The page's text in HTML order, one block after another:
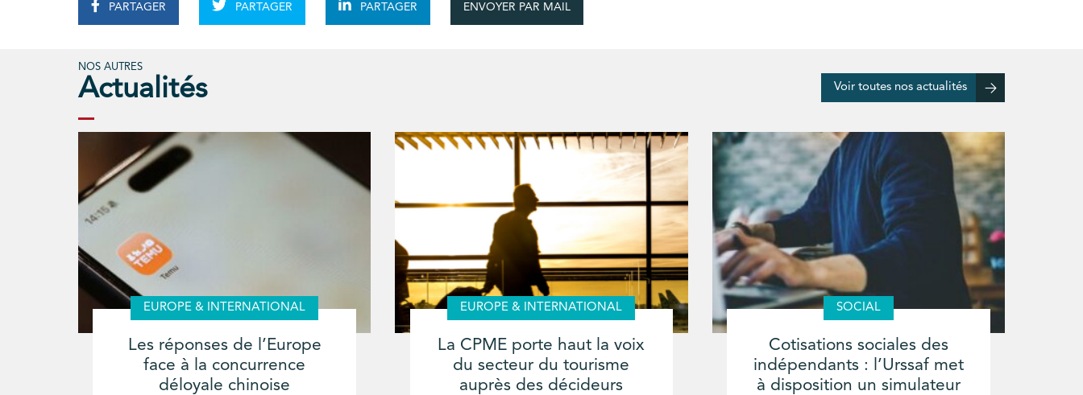
PARTAGER PARTAGER PARTAGER ENVOYER PAR MAIL
NOS AUTRES
Actualités Voir toutes nos actualités
EUROPE & INTERNATIONAL
Les réponses de l’Europe
face à la concurrence
déloyale chinoise
EUROPE & INTERNATIONAL
La CPME porte haut la voix
du secteur du tourisme
auprès des décideurs
SOCIAL
Cotisations sociales des
indépendants : l’Urssaf met
à disposition un simulateur